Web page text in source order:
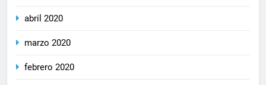
abril 2020
marzo 2020
febrero 2020